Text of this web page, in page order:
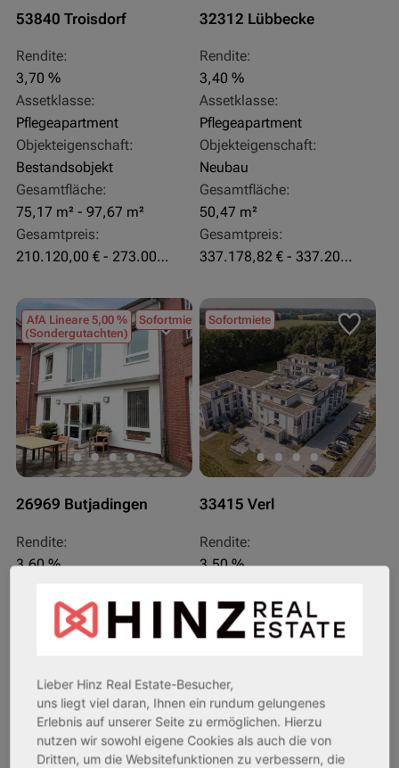
53840 Troisdorf
Rendite:
3,70 %
Assetklasse:
Pflegeapartment
Objekteigenschaft:
Bestandsobjekt
Gesamtfläche:
75,17 m² - 97,67 m²
Gesamtpreis:
210.120,00 € - 273.003,24 €
32312 Lübbecke
Rendite:
3,40 %
Assetklasse:
Pflegeapartment
Objekteigenschaft:
Neubau
Gesamtfläche:
50,47 m²
Gesamtpreis:
337.178,82 € - 337.207,06 €
AfA Lineare 5,00 %
(Sondergutachten)
Sofortmiete
26969 Butjadingen
Rendite:
3,60 %
Pflegeapartment
Objekteigenschaft:
Gesamtfläche:
41,59 m² - 62,15 m²
Gesamtpreis:
233.556,67 € - 349.016,67 €
Sofortmiete
33415 Verl
Rendite:
3,50 %
Pflegeapartment
Objekteigenschaft:
50,95 m² - 56,21 m²
Gesamtpreis:
Lieber Hinz Real Estate-Besucher,
uns liegt viel daran, Ihnen ein rundum gelungenes
Erlebnis auf unserer Seite zu ermöglichen. Hierzu
nutzen wir sowohl eigene Cookies als auch die von
Dritten, um die Websitefunktionen zu verbessern, die